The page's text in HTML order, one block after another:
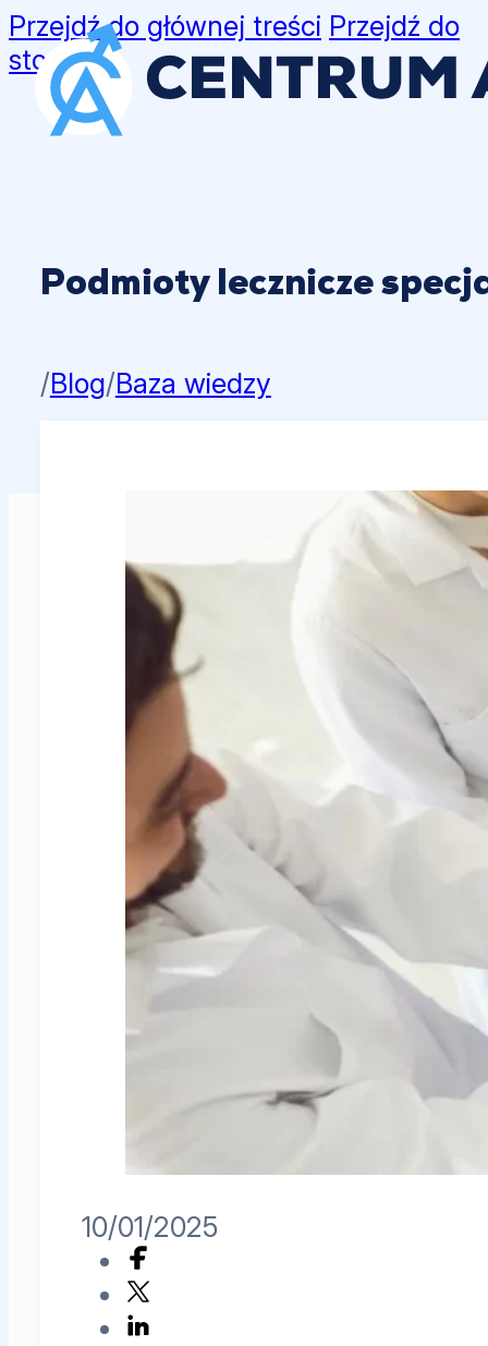
Przejdź do głównej treści Przejdź do
stopki
Podmioty lecznicze
/Blog/Baza wiedzy
10/01/2025